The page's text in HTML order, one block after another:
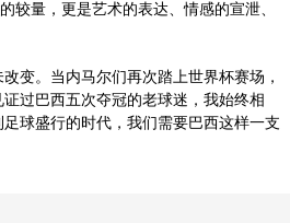
较量，更是艺术的表达、情感的宣泄、
变。当内马尔们再次踏上世界杯赛场，
过巴西五次夺冠的老球迷，我始终相
球盛行的时代，我们需要巴西这样一支